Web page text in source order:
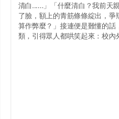
清白......」「什麼清白？我前天
了臉，額上的青筋條條綻出，
算作弊麼？」接連便是難懂的
類，引得眾人都哄笑起來：校內